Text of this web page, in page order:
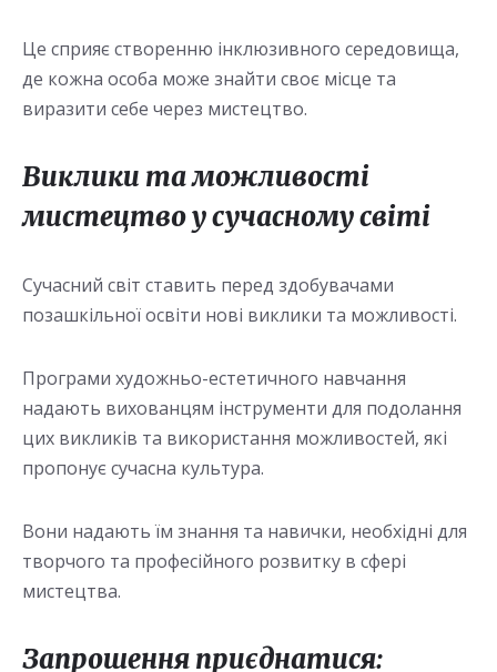
Це сприяє створенню інклюзивного середовища,
де кожна особа може знайти своє місце та
виразити себе через мистецтво.
Виклики та можливості
мистецтво у сучасному світі
Сучасний світ ставить перед здобувачами
позашкільної освіти нові виклики та можливості.
Програми художньо-естетичного навчання
надають вихованцям інструменти для подолання
цих викликів та використання можливостей, які
пропонує сучасна культура.
Вони надають їм знання та навички, необхідні для
творчого та професійного розвитку в сфері
мистецтва.
Запрошення приєднатися: